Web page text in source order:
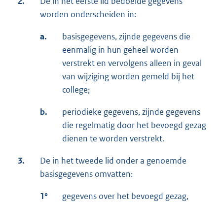
worden onderscheiden in:
a.
basisgegevens, zijnde gegevens die
eenmalig in hun geheel worden
verstrekt en vervolgens alleen in geval
van wijziging worden gemeld bij het
college;
b.
periodieke gegevens, zijnde gegevens
die regelmatig door het bevoegd gezag
dienen te worden verstrekt.
3.
De in het tweede lid onder a genoemde
basisgegevens omvatten:
1°
gegevens over het bevoegd gezag,